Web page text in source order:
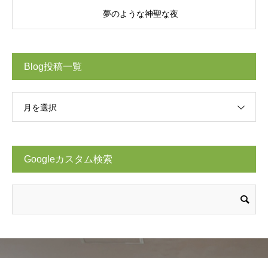
夢のような神聖な夜
Blog投稿一覧
月を選択
Googleカスタム検索